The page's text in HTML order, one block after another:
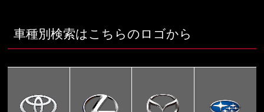
車種別検索はこちらのロゴから